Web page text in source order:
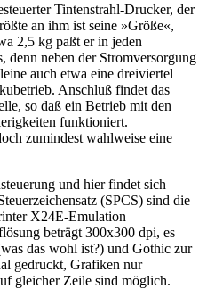
Tintenstrahl-Drucker, der
an ihm ist seine »Größe«,
2,5 kg paßt er in jeden
neben der Stromversorgung
auch etwa eine dreiviertel
Anschluß findet das
so daß ein Betrieb mit den
funktioniert.
zumindest wahlweise eine
und hier findet sich
(SPCS) sind die
X24E-Emulation
beträgt 300x300 dpi, es
das wohl ist?) und Gothic zur
gedruckt, Grafiken nur
gleicher Zeile sind möglich.